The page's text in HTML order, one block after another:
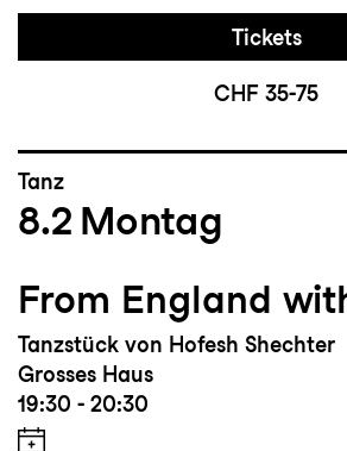
Tickets
CHF 35-75
Tanz
8.2 Montag
From England
Tanzstück von Hofesh Shechter
Grosses Haus
19:30 - 20:30